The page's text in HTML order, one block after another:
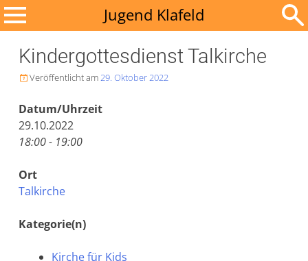
Zum
Inhalt
Jugend Klafeld
nach:Kindergottesdienst Talkirche
Veröffentlicht am29. Oktober 2022
Datum/Uhrzeit
29.10.2022
18:00 - 19:00
Ort
Talkirche
Kategorie(n)
Kirche für Kids